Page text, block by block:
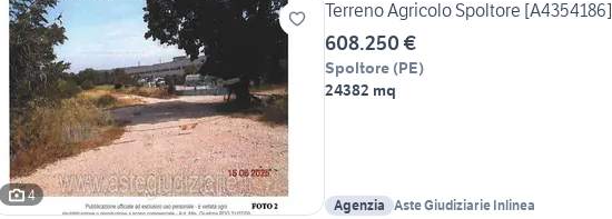
4
Terreno Agricolo Spoltore [A4354186]
608.250 €
Spoltore (PE)
24382 mq
Agenzia Aste Giudiziarie Inlinea